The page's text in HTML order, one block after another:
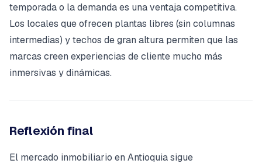
temporada o la demanda es una ventaja competitiva.
Los locales que ofrecen plantas libres (sin columnas
intermedias) y techos de gran altura permiten que las
marcas creen experiencias de cliente mucho más
inmersivas y dinámicas.
Reflexión final
El mercado inmobiliario en Antioquia sigue